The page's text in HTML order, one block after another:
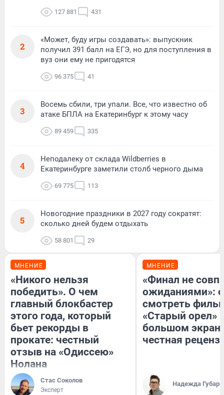
127 881 431
2
«Может, буду игры создавать»: выпускник
получил 391 балл на ЕГЭ, но для поступления в
вуз они ему не пригодятся
96 375 41
3
Восемь сбили, три упали. Все, что известно об
атаке БПЛА на Екатеринбург к этому часу
89 459 335
4
Неподалеку от склада Wildberries в
Екатеринбурге заметили столб черного дыма
69 775 113
5
Новогодние праздники в 2027 году сократят:
сколько дней будем отдыхать
58 801 29
МНЕНИЕ
«Никого нельзя
победить». О чем
главный блокбастер
этого года, который
бьет рекорды в
прокате: честный
отзыв на «Одиссею»
Нолана
Стас Соколов
Эксперт
МНЕНИЕ
«Финал не
ожиданиями»:
смотреть
«Старый орел»
большом
честная
Надежда Губарь